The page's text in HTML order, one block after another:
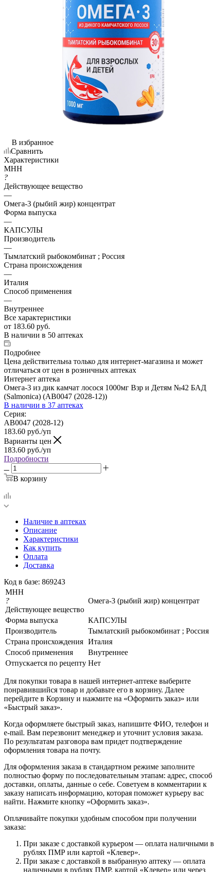
В избранное
Сравнить
Характеристики
МНН
?
Действующее вещество
—
Омега-3 (рыбий жир) концентрат
Форма выпуска
—
КАПСУЛЫ
Производитель
—
Тымлатский рыбокомбинат ; Россия
Страна происхождения
—
Италия
Способ применения
—
Внутреннее
Все характеристики
от 183.60 руб.
В наличии в 50 аптеках
Подробнее
Цена действительна только для интернет-магазина и может
отличаться от цен в розничных аптеках
Интернет аптека
Омега-3 из дик камчат лосося 1000мг Взр и Детям №42 БАД
(Salmonica) (AB0047 (2028-12))
В наличии в 37 аптеках
Серия:
AB0047 (2028-12)
183.60 руб./уп
Варианты цен
183.60 руб./уп
Подробности
В корзину
Наличие в аптеках
Описание
Характеристики
Как купить
Оплата
Доставка
Код в базе: 869243
МНН
?
Действующее вещество
Омега-3 (рыбий жир) концентрат
Форма выпуска
КАПСУЛЫ
Производитель
Тымлатский рыбокомбинат ; Россия
Страна происхождения Италия
Способ применения
Внутреннее
Отпускается по рецепту Нет
Для покупки товара в нашей интернет-аптеке выберите
понравившийся товар и добавьте его в корзину. Далее
перейдите в Корзину и нажмите на «Оформить заказ» или
«Быстрый заказ».
Когда оформляете быстрый заказ, напишите ФИО, телефон и
e-mail. Вам перезвонит менеджер и уточнит условия заказа.
По результатам разговора вам придет подтверждение
оформления товара на почту.
Для оформления заказа в стандартном режиме заполните
полностью форму по последовательным этапам: адрес, способ
доставки, оплаты, данные о себе. Советуем в комментарии к
заказу написать информацию, которая поможет курьеру вас
найти. Нажмите кнопку «Оформить заказ».
Оплачивайте покупки удобным способом при получении
заказа:
При заказе с доставкой курьером — оплата наличными в
рублях ПМР или картой «Клевер».
При заказе с доставкой в выбранную аптеку — оплата
наличными в рублях ПМР, картой «Клевер» или через